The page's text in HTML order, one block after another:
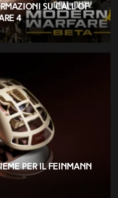
su Call of
4
per il Feinmann